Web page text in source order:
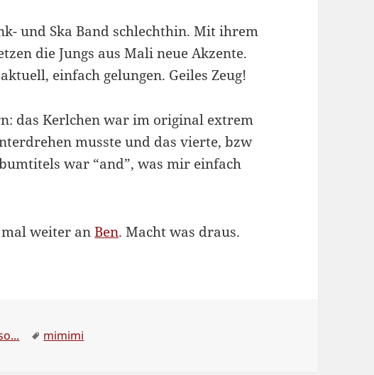
und Ska Band schlechthin. Mit ihrem
die Jungs aus Mali neue Akzente.
einfach gelungen. Geiles Zeug!
das Kerlchen war im original extrem
musste und das vierte, bzw
war “and”, was mir einfach
mal weiter anBen. Macht was draus.
Schlagwörter
mimimi